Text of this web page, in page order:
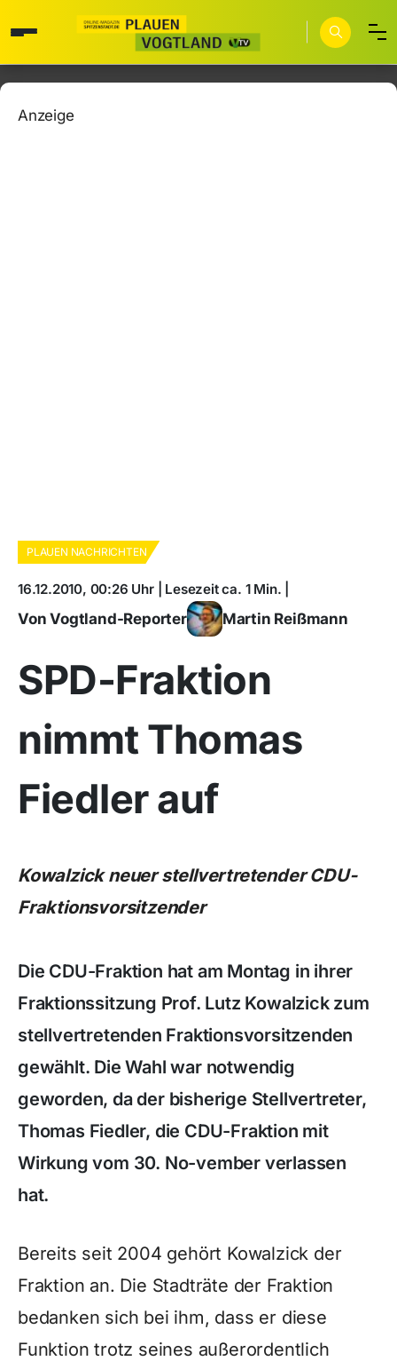
Anzeige
PLAUEN NACHRICHTEN
16.12.2010, 00:26 Uhr | Lesezeit ca. 1 Min. |
Von Vogtland-Reporter Martin Reißmann
SPD-Fraktion
nimmt Thomas
Fiedler auf
Kowalzick neuer stellvertretender CDU-
Fraktionsvorsitzender
Die CDU-Fraktion hat am Montag in ihrer
Fraktionssitzung Prof. Lutz Kowalzick zum
stellvertretenden Fraktionsvorsitzenden
gewählt. Die Wahl war notwendig
geworden, da der bisherige Stellvertreter,
Thomas Fiedler, die CDU-Fraktion mit
Wirkung vom 30. No-vember verlassen
hat.
Bereits seit 2004 gehört Kowalzick der
Fraktion an. Die Stadträte der Fraktion
bedanken sich bei ihm, dass er diese
Funktion trotz seines außerordentlich